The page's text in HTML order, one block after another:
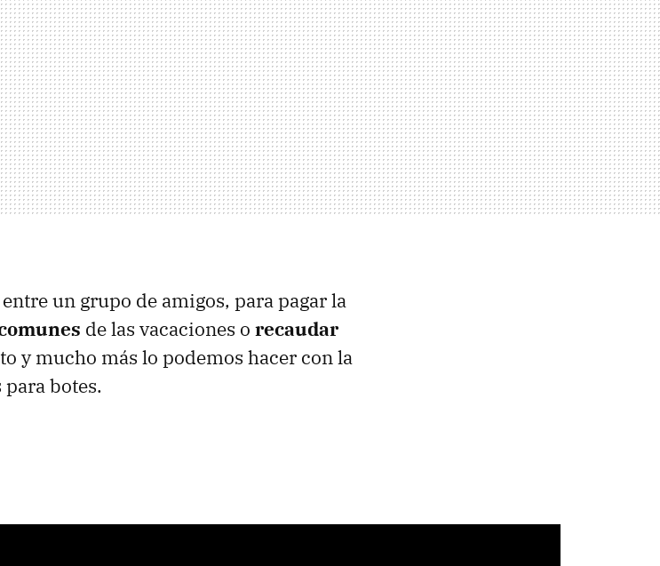
un grupo de amigos, para pagar la
de las vacaciones o recaudar
y mucho más lo podemos hacer con la
botes.